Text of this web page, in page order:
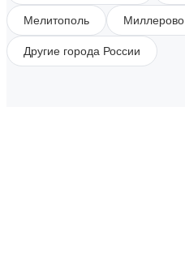
Мелитополь Миллерово
Другие города России